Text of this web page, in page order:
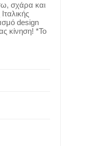
σχάρα και
design
κίνηση! *Το